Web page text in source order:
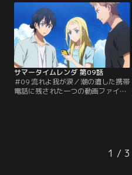
に姿を知られるリスクを冒さないよ
う多くを語らないひづるだが、慎平
に力を貸すという。小早川一家の
「影」を倒すため、小早川家に向か
う慎平、ひづる、根津。【提供：バ
ンダイチャンネル】
サマータイムレンダ 第09話
＃09 流れよ我が涙／潮の遺した携帯
電話に残された一つの動画ファイル
て協力して「影」の真相を探るよう
になる。動画をみて全ての記憶と力
1